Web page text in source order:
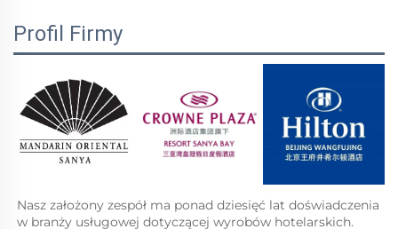
Profil Firmy
Nasz założony zespół ma ponad dziesięć lat doświadczenia
w branży usługowej dotyczącej wyrobów hotelarskich.